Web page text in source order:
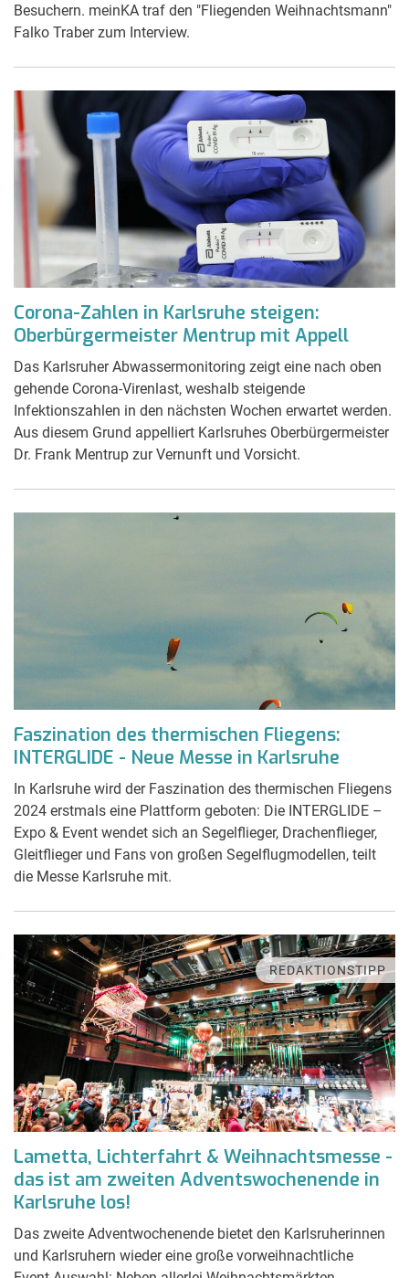
Besuchern. meinKA traf den "Fliegenden Weihnachtsmann"
Falko Traber zum Interview.
Corona-Zahlen in Karlsruhe steigen:
Oberbürgermeister Mentrup mit Appell
Das Karlsruher Abwassermonitoring zeigt eine nach oben
gehende Corona-Virenlast, weshalb steigende
Infektionszahlen in den nächsten Wochen erwartet werden.
Aus diesem Grund appelliert Karlsruhes Oberbürgermeister
Dr. Frank Mentrup zur Vernunft und Vorsicht.
Faszination des thermischen Fliegens:
INTERGLIDE - Neue Messe in Karlsruhe
In Karlsruhe wird der Faszination des thermischen Fliegens
2024 erstmals eine Plattform geboten: Die INTERGLIDE –
Expo & Event wendet sich an Segelflieger, Drachenflieger,
Gleitflieger und Fans von großen Segelflugmodellen, teilt
die Messe Karlsruhe mit.
REDAKTIONSTIPP
Lametta, Lichterfahrt & Weihnachtsmesse -
das ist am zweiten Adventswochenende in
Karlsruhe los!
Das zweite Adventwochenende bietet den Karlsruherinnen
und Karlsruhern wieder eine große vorweihnachtliche